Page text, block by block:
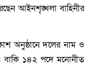
আইনশৃঙ্খলা বাহিনীর
অনুষ্ঠানে দলের নাম ও
বাকি ১৪২ পদে মনোনীত